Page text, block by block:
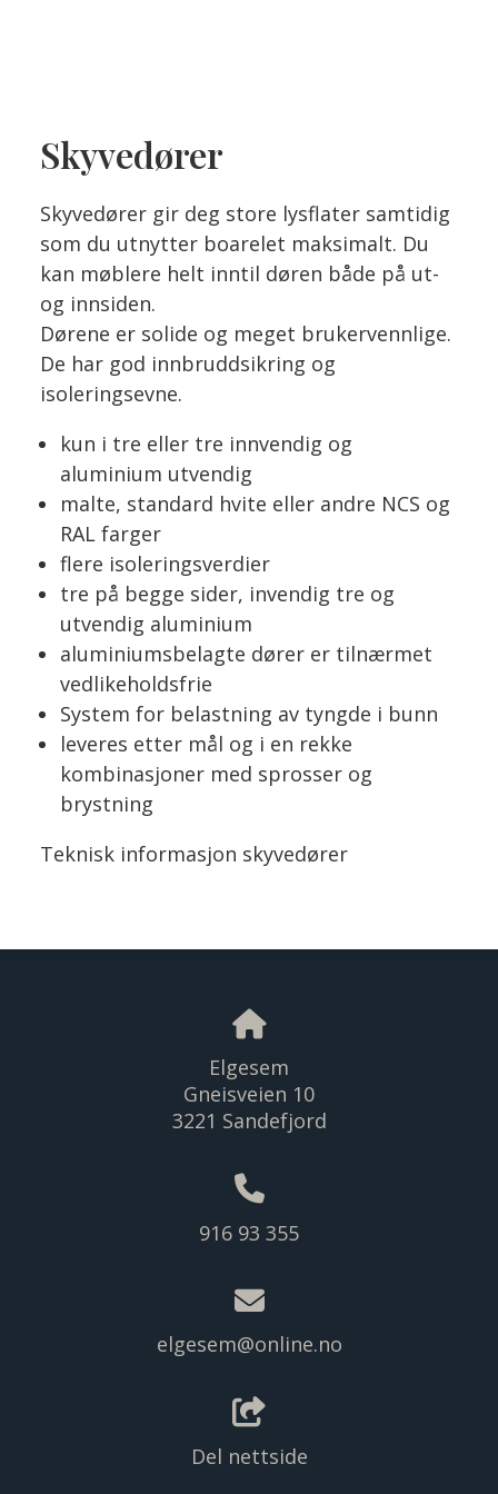
Skyvedører
Skyvedører gir deg store lysflater samtidig
som du utnytter boarelet maksimalt. Du
kan møblere helt inntil døren både på ut-
og innsiden.
Dørene er solide og meget brukervennlige.
De har god innbruddsikring og
isoleringsevne.
kun i tre eller tre innvendig og
aluminium utvendig
malte, standard hvite eller andre NCS og
RAL farger
flere isoleringsverdier
tre på begge sider, invendig tre og
utvendig aluminium
aluminiumsbelagte dører er tilnærmet
vedlikeholdsfrie
System for belastning av tyngde i bunn
leveres etter mål og i en rekke
kombinasjoner med sprosser og
brystning
Teknisk informasjon skyvedører
Elgesem
Gneisveien 10
3221 Sandefjord
916 93 355
elgesem@online.no
Del nettside